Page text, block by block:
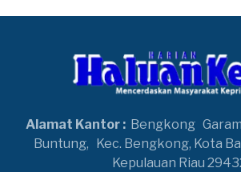
Alamat Kantor : Bengkong
Buntung,
Kec. Bengkong, Kota
Kepulauan Riau